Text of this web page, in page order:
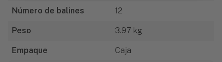
Número de balines 12
Peso 3.97 kg
Empaque Caja